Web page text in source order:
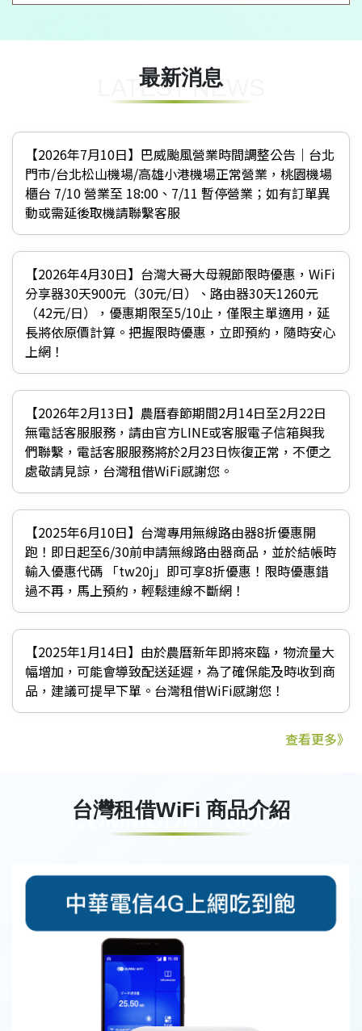
LATEST NEWS
最新消息
【2026年7月10日】巴威颱風營業時間調整公告｜台北
門市/台北松山機場/高雄小港機場正常營業，桃園機場
櫃台 7/10 營業至 18:00、7/11 暫停營業；如有訂單異
動或需延後取機請聯繫客服
【2026年4月30日】台灣大哥大母親節限時優惠，WiFi
分享器30天900元（30元/日）、路由器30天1260元
（42元/日），優惠期限至5/10止，僅限主單適用，延
長將依原價計算。把握限時優惠，立即預約，隨時安心
上網！
【2026年2月13日】農曆春節期間2月14日至2月22日
無電話客服服務，請由官方LINE或客服電子信箱與我
們聯繫，電話客服服務將於2月23日恢復正常，不便之
處敬請見諒，台灣租借WiFi感謝您。
【2025年6月10日】台灣專用無線路由器8折優惠開
跑！即日起至6/30前申請無線路由器商品，並於結帳時
輸入優惠代碼 「tw20j」即可享8折優惠！限時優惠錯
過不再，馬上預約，輕鬆連線不斷網！
【2025年1月14日】由於農曆新年即將來臨，物流量大
幅增加，可能會導致配送延遲，為了確保能及時收到商
品，建議可提早下單。台灣租借WiFi感謝您！
查看更多》
COMMODITY SHOP
台灣租借WiFi 商品介紹